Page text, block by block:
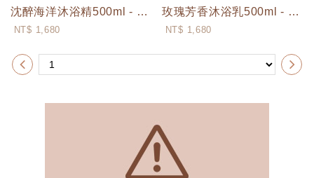
沈醉海洋沐浴精500ml - 海洋Ocean
NT$ 1,680
More 玫瑰芳香沐浴乳500ml - 玫瑰Rose
NT$ 1,680
More